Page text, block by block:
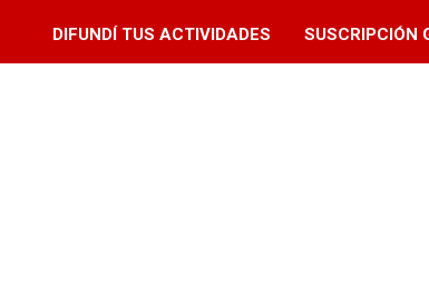
DIFUNDÍ TUS ACTIVIDADES SUSCRIPCIÓN